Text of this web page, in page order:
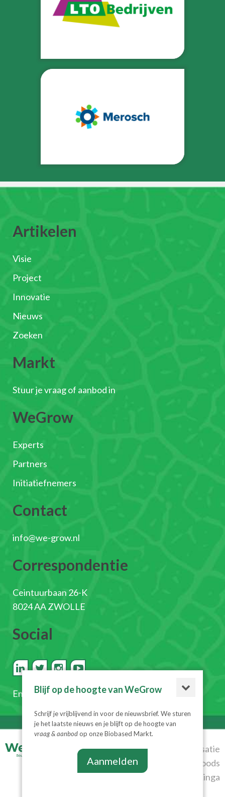
Artikelen
Visie
Project
Innovatie
Nieuws
Zoeken
Markt
Stuur je vraag of aanbod in
WeGrow
Experts
Partners
Initiatiefnemers
Contact
info@we-grow.nl
Correspondentie
Ceintuurbaan 26-K
8024 AA ZWOLLE
Social
En schrijf je in voor de nieuwsbrief
© 2026
WeGrow|Algemene
Realisatie
Diesignloods
& Linga
Blijf op de hoogte van WeGrow
Schrijf je vrijblijvend in voor de nieuwsbrief. We sturen
je het laatste nieuws en je blijft op de hoogte van
vraag & aanbodop onze Biobased Markt.
Aanmelden